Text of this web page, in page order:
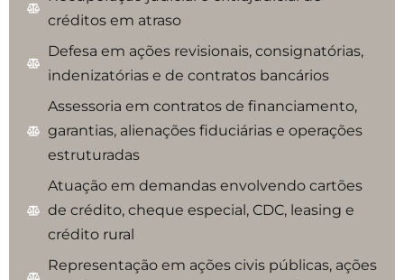
créditos em atraso
Defesa em ações revisionais, consignatórias,
indenizatórias e de contratos bancários
Assessoria em contratos de financiamento,
garantias, alienações fiduciárias e operações
estruturadas
Atuação em demandas envolvendo cartões
de crédito, cheque especial, CDC, leasing e
crédito rural
Representação em ações civis públicas, ações